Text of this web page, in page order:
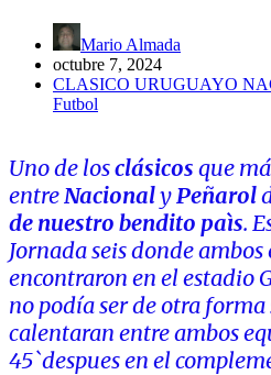
Mario Almada
octubre 7, 2024
CLASICO URUGUAYO
Futbol
Uno de losclásicos que
entre Nacionaly Peñarol
de nuestro bendito paìs.
Jornada seis donde ambos
encontraron en el estadio
no podía ser de otra forma
calentaran entre ambos
45`despues en el